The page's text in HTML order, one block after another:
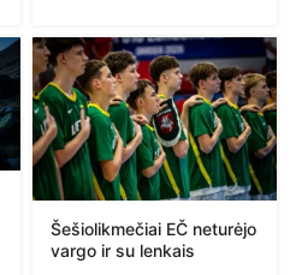
Šešiolikmečiai EČ neturėjo
vargo ir su lenkais